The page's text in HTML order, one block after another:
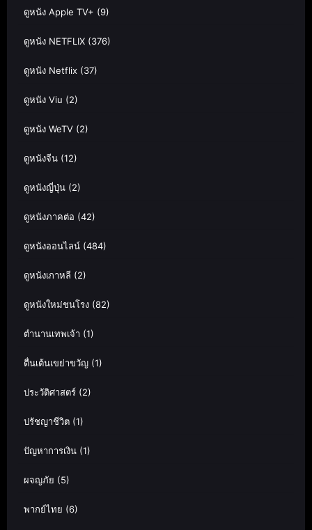
ดูหนัง Apple TV+ (9)
ดูหนัง NETFLIX (376)
ดูหนัง Netflix (37)
ดูหนัง Viu (2)
ดูหนัง WeTV (2)
ดูหนังจีน (12)
ดูหนังญี่ปุ่น (2)
ดูหนังภาคต่อ (42)
ดูหนังออนไลน์ (484)
ดูหนังเกาหลี (2)
ดูหนังใหม่ชนโรง (82)
ตำนานเทพเจ้า (1)
ตื่นเต้นเขย่าขวัญ (1)
ประวัติศาสตร์ (2)
ปรัชญาชีวิต (1)
ปัญหาการเงิน (1)
ผจญภัย (5)
พากย์ไทย (6)